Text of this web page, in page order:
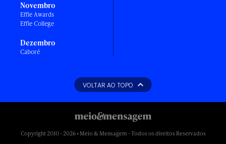
Novembro
Effie Awards
Effie College
Dezembro
Caboré
VOLTAR AO TOPO
Copyright 2010 - 2026 • Meio & Mensagem - Todos os direitos Reservados